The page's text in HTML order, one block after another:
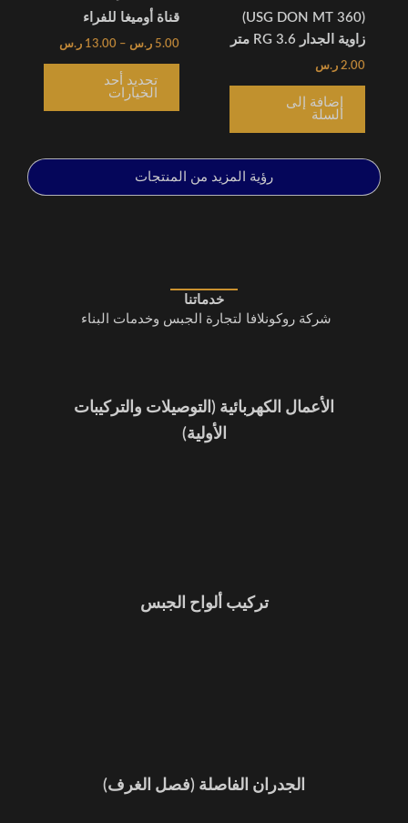
(USG DON MT 360)
زاوية الجدار RG 3.6 متر
2.00 ر.س
إضافة إلى
السلة
قناة أوميغا للفراء
5.00 ر.س –
13.00 ر.س
تحديد أحد
الخيارات
رؤية المزيد من المنتجات
خدماتنا
شركة روكونلافا لتجارة الجبس وخدمات البناء
الأعمال الكهربائية (التوصيلات والتركيبات
الأولية)
تركيب ألواح الجبس
الجدران الفاصلة (فصل الغرف)